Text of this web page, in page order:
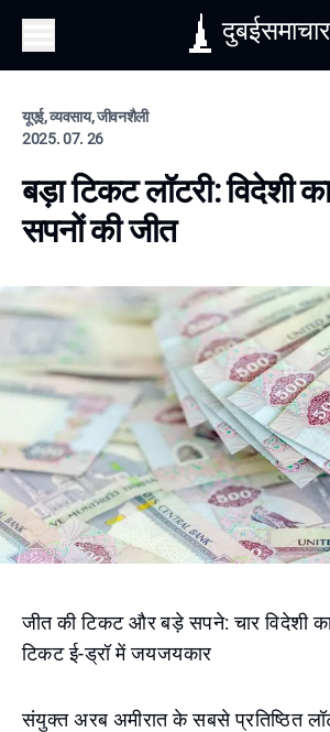
दुबईसमाचार
यूएई, व्यवसाय, जीवनशैली
2025. 07. 26
बड़ा टिकट लॉटरी: विदेशी
सपनों की जीत
जीत की टिकट और बड़े सपने: चार विदेशी
टिकट ई-ड्रॉ में जयजयकार
संयुक्त अरब अमीरात के सबसे प्रतिष्ठित